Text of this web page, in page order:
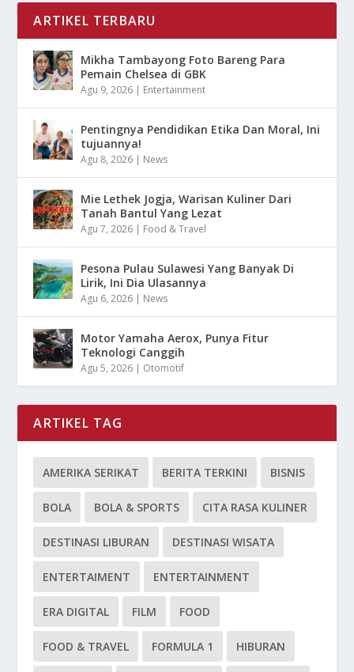
ARTIKEL TERBARU
Mikha Tambayong Foto Bareng Para
Pemain Chelsea di GBK
Agu 9, 2026 | Entertainment
Pentingnya Pendidikan Etika Dan Moral, Ini
tujuannya!
Agu 8, 2026 | News
Mie Lethek Jogja, Warisan Kuliner Dari
Tanah Bantul Yang Lezat
Agu 7, 2026 | Food & Travel
Pesona Pulau Sulawesi Yang Banyak Di
Lirik, Ini Dia Ulasannya
Agu 6, 2026 | News
Motor Yamaha Aerox, Punya Fitur
Teknologi Canggih
Agu 5, 2026 | Otomotif
ARTIKEL TAG
AMERIKA SERIKAT BERITA TERKINI BISNIS
BOLA BOLA & SPORTS CITA RASA KULINER
DESTINASI LIBURAN DESTINASI WISATA
ENTERTAIMENT ENTERTAINMENT
ERA DIGITAL FILM FOOD
FOOD & TRAVEL FORMULA 1 HIBURAN